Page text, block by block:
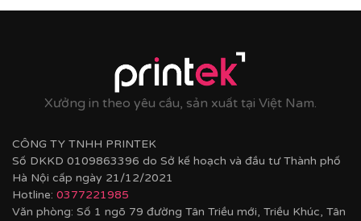
Tư vấn thi công & chọn mẫu
Xưởng in theo yêu cầu, sản xuất tại Việt Nam.
CÔNG TY TNHH PRINTEK
Số DKKD 0109863396 do Sở kế hoạch và đầu tư Thành phố
Hà Nội cấp ngày 21/12/2021
Hotline: 0377221985
Văn phòng: Số 1 ngõ 79 đường Tân Triều mới, Triều Khúc, Tân